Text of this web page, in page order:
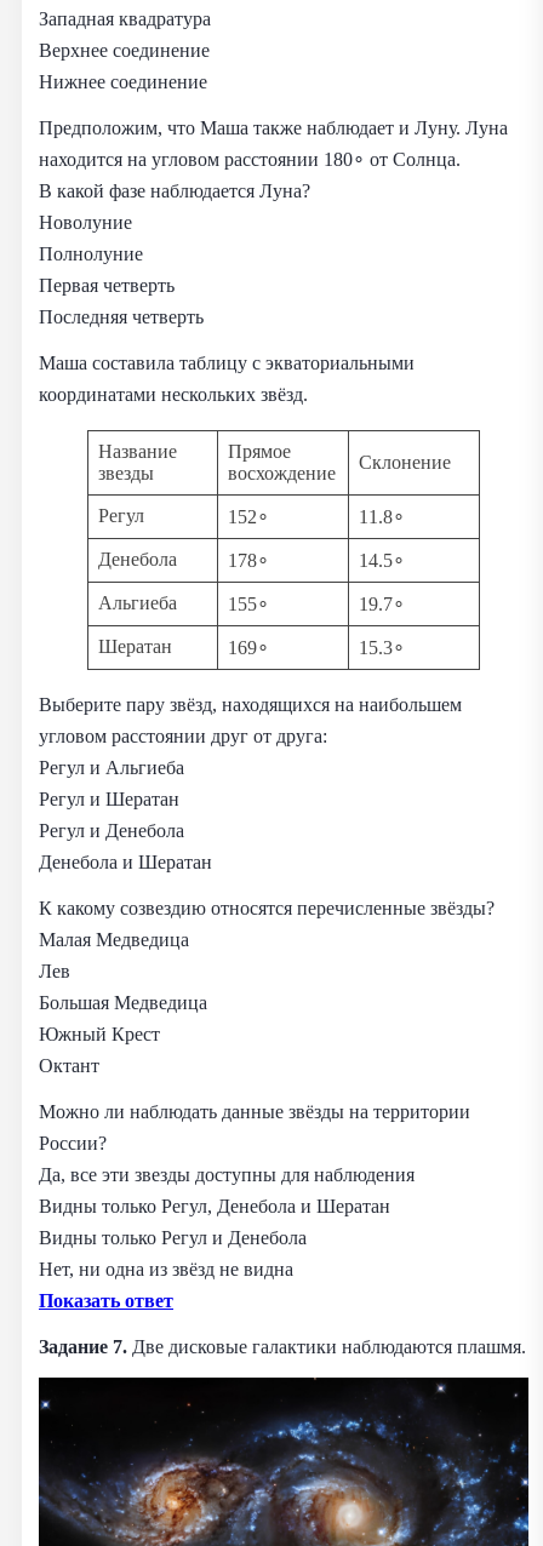
Западная квадратура
Верхнее соединение
Нижнее соединение
Предположим, что Маша также наблюдает и Луну. Луна
находится на угловом расстоянии 180∘ от Солнца.
В какой фазе наблюдается Луна?
Новолуние
Полнолуние
Первая четверть
Последняя четверть
Маша составила таблицу с экваториальными
координатами нескольких звёзд.
Название
звезды
Прямое
восхождение
Склонение
Регул 152∘ 11.8∘
Денебола 178∘ 14.5∘
Альгиеба 155∘ 19.7∘
Шератан 169∘ 15.3∘
Выберите пару звёзд, находящихся на наибольшем
угловом расстоянии друг от друга:
Регул и Альгиеба
Регул и Шератан
Регул и Денебола
Денебола и Шератан
К какому созвездию относятся перечисленные звёзды?
Малая Медведица
Лев
Большая Медведица
Южный Крест
Октант
Можно ли наблюдать данные звёзды на территории
России?
Да, все эти звезды доступны для наблюдения
Видны только Регул, Денебола и Шератан
Видны только Регул и Денебола
Нет, ни одна из звёзд не видна
Показать ответ
Задание 7. Две дисковые галактики наблюдаются плашмя.